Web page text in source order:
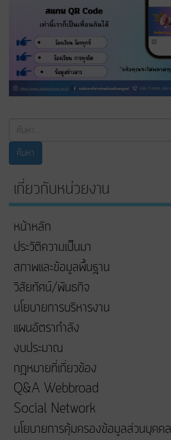
ค้นหา...
ค้นหา
เกี่ยวกับหน่วยงาน
หน้าหลัก
ประวัติความเป็นมา
สภาพและข้อมูลพื้นฐาน
วิสัยทัศน์/พันธกิจ
นโยบายการบริหารงาน
แผนอัตรากำลัง
งบประมาณ
กฎหมายที่เกี่ยวข้อง
Q&A Webbroad
Social Network
นโยบายการคุ้มครองข้อมูลส่วนบุคคล